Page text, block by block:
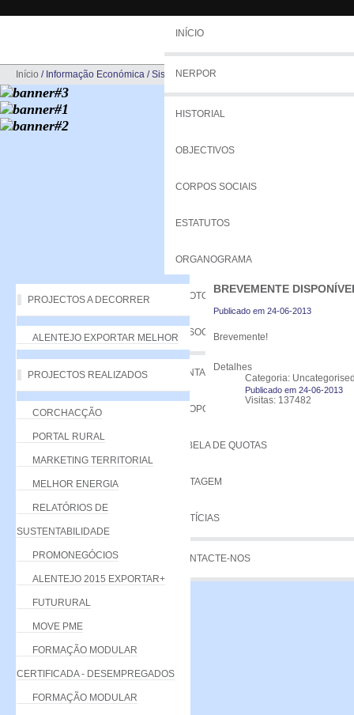
INÍCIO
NERPOR
HISTORIAL
OBJECTIVOS
CORPOS SOCIAIS
ESTATUTOS
ORGANOGRAMA
PROTOCOLOS
ASSOCIADOS
VANTAGENS
PROPOSTA
TABELA DE QUOTAS
LISTAGEM
NOTÍCIAS
CONTACTE-NOS
Início / Informação Económica /Sistemas de Incentivos
PROJECTOS A DECORRER
ALENTEJO EXPORTAR MELHOR
PROJECTOS REALIZADOS
CORCHACÇÃO
PORTAL RURAL
MARKETING TERRITORIAL
MELHOR ENERGIA
RELATÓRIOS DE
SUSTENTABILIDADE
PROMONEGÓCIOS
ALENTEJO 2015 EXPORTAR+
FUTURURAL
MOVE PME
FORMAÇÃO MODULAR
CERTIFICADA - DESEMPREGADOS
FORMAÇÃO MODULAR
BREVEMENTE
Publicado em 24-06-2013
Brevemente!
Detalhes
Categoria:
Publicado em 24-06-2013
Visitas: 137482